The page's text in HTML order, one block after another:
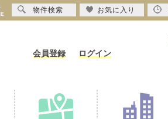
会員登録 ログイン
物件検索 お気に入り